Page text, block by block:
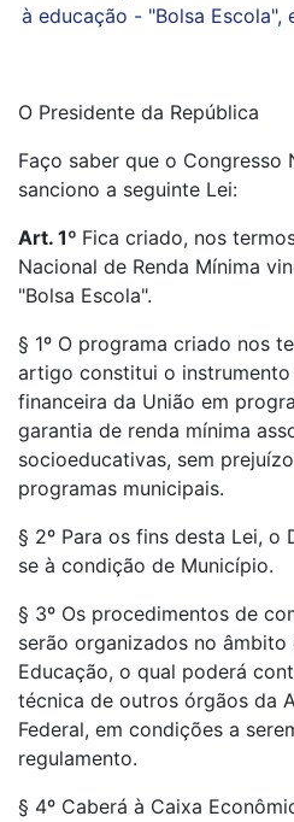
à educação - "Bolsa Escola",
O Presidente da República
Faço saber que o Congresso
sanciono a seguinte Lei:
Art. 1º Fica criado, nos
Nacional de Renda Mínima
"Bolsa Escola".
§ 1º O programa criado nos
artigo constitui o
financeira da União em
garantia de renda mínima
socioeducativas, sem
programas municipais.
§ 2º Para os fins desta Lei, o
se à condição de Município.
§ 3º Os procedimentos de
serão organizados no
Educação, o qual poderá
técnica de outros órgãos da
Federal, em condições a
regulamento.
§ 4º Caberá à Caixa